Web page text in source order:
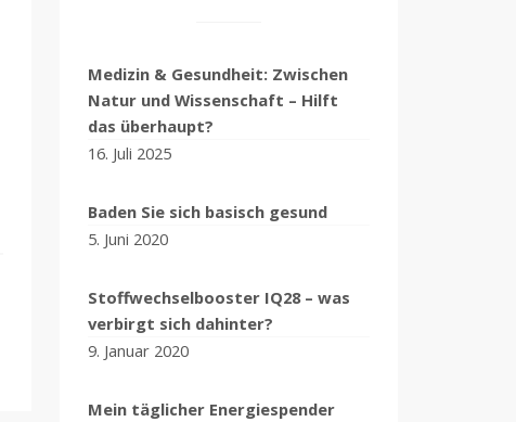
Medizin & Gesundheit: Zwischen
Natur und Wissenschaft – Hilft
das überhaupt?
16. Juli 2025
Baden Sie sich basisch gesund
5. Juni 2020
Stoffwechselbooster IQ28 – was
verbirgt sich dahinter?
9. Januar 2020
Mein täglicher Energiespender